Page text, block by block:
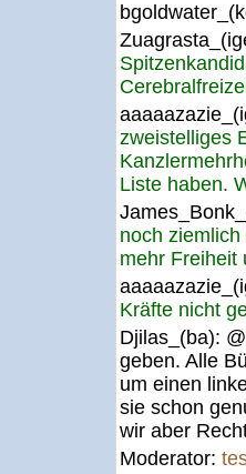
zweistelliges
Liste haben.
noch
mehr Freiheit
Kräfte nicht
Djilas_(ba):
geben. Alle
um einen
sie schon
wir aber
Moderator: